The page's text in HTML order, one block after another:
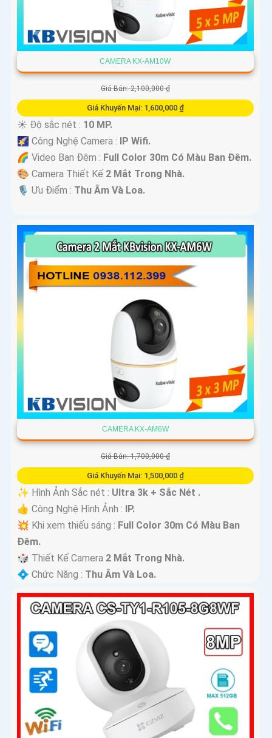
CAMERA KX-AM10W
Giá Bán: 2,100,000 ₫
Giá Khuyến Mại: 1,600,000 ₫
☀️ Độ sắc nét : 10 MP.
🌠 Công Nghệ Camera : IP Wifi.
🌈 Video Ban Đêm : Full Color 30m Có Màu Ban Ðêm.
🎨 Camera Thiết Kế 2 Mắt Trong Nhà.
️🎙 Ưu Điểm : Thu Âm Và Loa.
CAMERA KX-AM6W
Giá Bán: 1,700,000 ₫
Giá Khuyến Mại: 1,500,000 ₫
✨ Hình Ảnh Sắc nét : Ultra 3k + Sắc Nét .
👍 Công Nghệ Hình Ảnh : IP.
💥 Khi xem thiếu sáng : Full Color 30m Có Màu Ban
Ðêm.
🎲 Thiết Kế Camera 2 Mắt Trong Nhà.
️💠 Chức Năng : Thu Âm Và Loa.